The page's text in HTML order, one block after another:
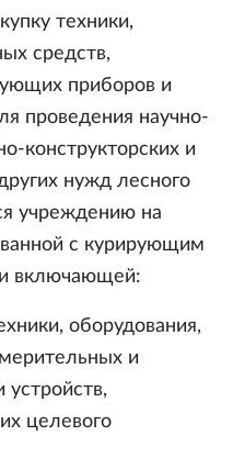
техники,
средств,
приборов и
проведения научно-
конструкторских и
нужд лесного
учреждению на
с курирующим
включающей:
оборудования,
и
целевого